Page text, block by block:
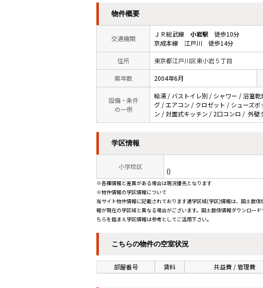
物件概要
交通機関
ＪＲ総武線 小岩駅 徒歩10分
京成本線 江戸川 徒歩14分
住所 東京都江戸川区東小岩５丁目
築年数 2004年6月
設備・条件
の一例
給湯 / バストイレ別 / シャワー / 浴室
グ / エアコン / クロゼット / シューズ
ン / 対面式キッチン / 2口コンロ / 外
学区情報
小学校区
()
※各種情報と差異がある場合は現況優先となります
※物件情報の学区情報について
当サイト物件情報に記載されております通学区域(学区)情報は、国土数
報が現在の学区域と異なる場合がございます。国土数値情報ダウンロー
ちらを踏まえ学区情報は参考としてご活用下さい。
こちらの物件の空室状況
部屋番号 賃料 共益費 / 管理費